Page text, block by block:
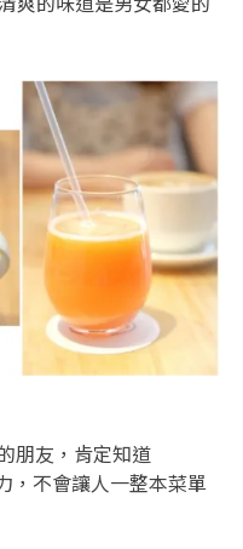
朋友，肯定知道
，不會讓人一整本菜單